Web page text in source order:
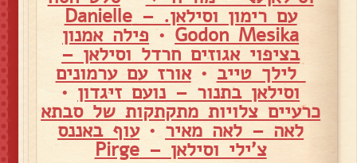
עם רימון וסילאן. – Danielle
Godon Mesika
• פילה אמנון
בציפוי אגוזים חרדל וסילאן –
לילך טייב •אורז עם ערמונים
וסילאן בתנור – נועם זיגדון •
כרעיים צלויות מתקתקות של סבתא
לאה – לאה מאיר •עוף באננס
צ'ילי וסילאן – Pirge